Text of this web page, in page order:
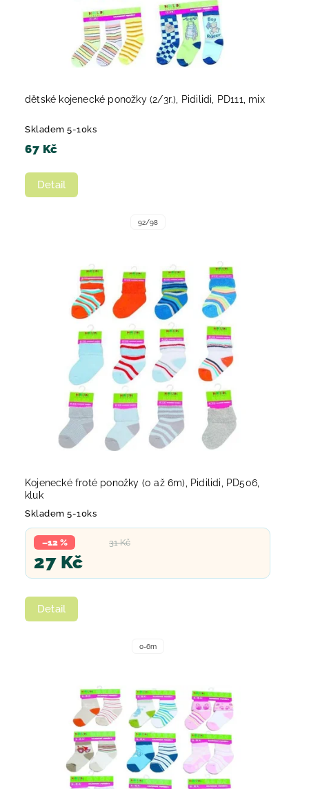
dětské kojenecké ponožky (2/3r.), Pidilidi, PD111, mix
Skladem 5-10ks
67 Kč
Detail
92/98
Kojenecké froté ponožky (0 až 6m), Pidilidi, PD506,
kluk
Skladem 5-10ks
31 Kč
–12 %
27 Kč
Detail
0-6m